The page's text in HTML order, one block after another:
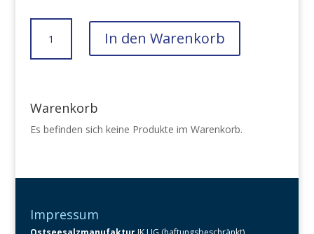
Menge
In den Warenkorb
Warenkorb
Es befinden sich keine Produkte im Warenkorb.
Impressum